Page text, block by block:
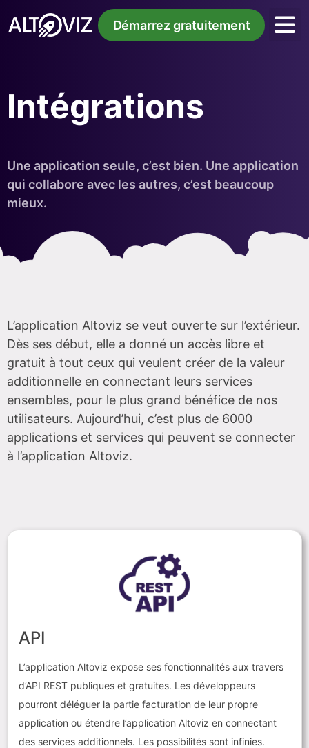
Démarrez gratuitement
Intégrations
Une application seule, c’est bien. Une application
qui collabore avec les autres, c’est beaucoup
mieux.
L’application Altoviz se veut ouverte sur l’extérieur.
Dès ses début, elle a donné un accès libre et
gratuit à tout ceux qui veulent créer de la valeur
additionnelle en connectant leurs services
ensembles, pour le plus grand bénéfice de nos
utilisateurs. Aujourd’hui, c’est plus de 6000
applications et services qui peuvent se connecter
à l’application Altoviz.
API
L’application Altoviz expose ses fonctionnalités aux travers
d’API REST publiques et gratuites. Les développeurs
pourront déléguer la partie facturation de leur propre
application ou étendre l’application Altoviz en connectant
des services additionnels. Les possibilités sont infinies.